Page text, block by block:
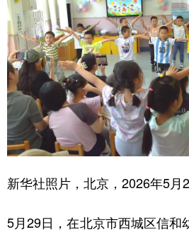
新华社照片，北京，2026年5月
5月29日，在北京市西城区信和